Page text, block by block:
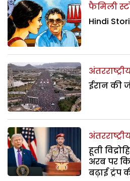
फैमिली
Hindi
ईरान की
हूती
अरब पर
बढ़ाई ट्रंप